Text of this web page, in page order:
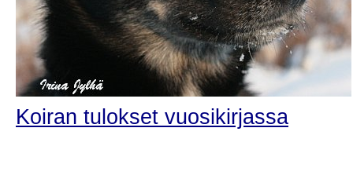
Koiran tulokset vuosikirjassa